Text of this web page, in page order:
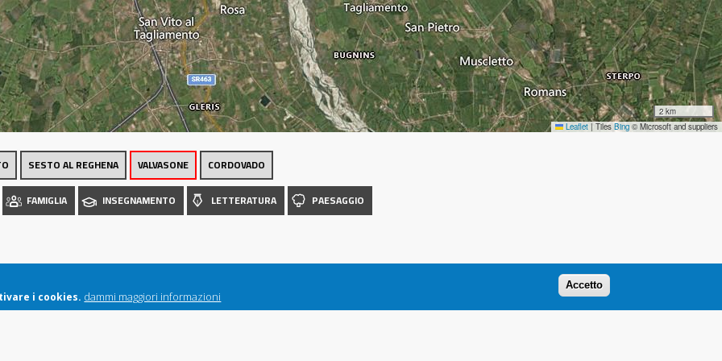
2 km
Leaflet | Tiles Bing © Microsoft and suppliers
SESTO AL REGHENA VALVASONE CORDOVADO
FAMIGLIA INSEGNAMENTO LETTERATURA PAESAGGIO
i cookies. dammi maggiori informazioni
Accetto